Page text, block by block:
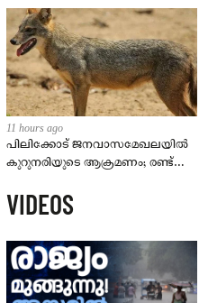
11 hours ago
പിലിക്കോട് ജനവാസമേഖലയിൽ
കുറുനരിയുടെ ആക്രമണം; രണ്ട്
നിർദേശം നൽകി പഞ്ചായത്ത്
VIDEOS